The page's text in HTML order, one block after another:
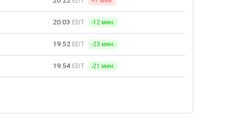
20:03 EDT -12 мин.
19:52 EDT -23 мин.
19:54 EDT -21 мин.